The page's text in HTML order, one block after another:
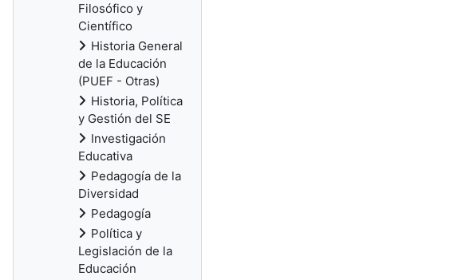
Filosófico y
Científico
Historia General
de la Educación
(PUEF - Otras)
Historia, Política
y Gestión del SE
Investigación
Educativa
Pedagogía de la
Diversidad
Pedagogía
Política y
Legislación de la
Educación